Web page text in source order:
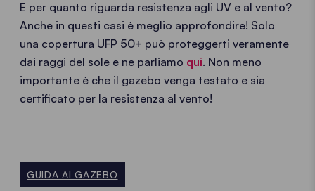
E per quanto riguarda resistenza agli UV e al vento?
Anche in questi casi è meglio approfondire! Solo
una copertura UFP 50+ può proteggerti veramente
dai raggi del sole e ne parliamo qui. Non meno
importante è che il gazebo venga testato e sia
certificato per la resistenza al vento!
GUIDA AI GAZEBO